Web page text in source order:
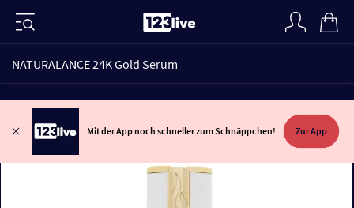
NATURALANCE 24K Gold Serum
Mit der App noch schneller zum Schnäppchen! Zur App